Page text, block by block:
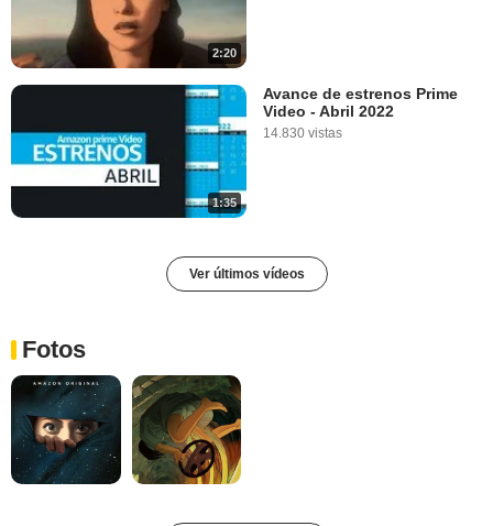
2:20
1:35
Avance de estrenos Prime
Video - Abril 2022
14.830 vistas
Ver últimos vídeos
Fotos